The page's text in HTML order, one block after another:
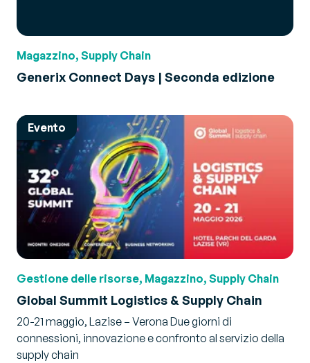
Magazzino, Supply Chain
Generix Connect Days | Seconda edizione
Evento
Gestione delle risorse, Magazzino, Supply Chain
Global Summit Logistics & Supply Chain
20-21 maggio, Lazise – Verona Due giorni di
connessioni, innovazione e confronto al servizio della
supply chain